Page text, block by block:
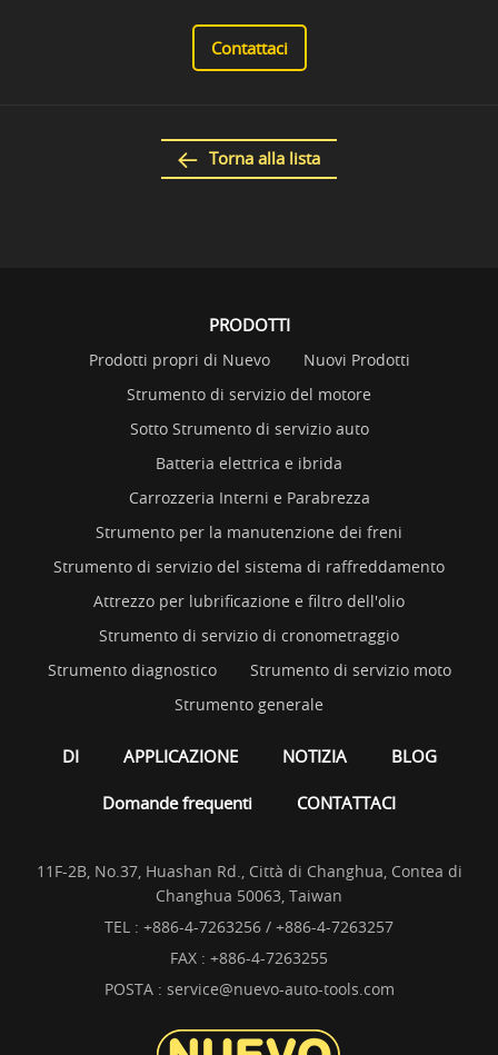
Contattaci
Torna alla lista
PRODOTTI
Prodotti propri di Nuevo
Nuovi Prodotti
Strumento di servizio del motore
Sotto Strumento di servizio auto
Batteria elettrica e ibrida
Carrozzeria Interni e Parabrezza
Strumento per la manutenzione dei freni
Strumento di servizio del sistema di raffreddamento
Attrezzo per lubrificazione e filtro dell'olio
Strumento di servizio di cronometraggio
Strumento diagnostico
Strumento di servizio moto
Strumento generale
DI APPLICAZIONE NOTIZIA BLOG
Domande frequenti CONTATTACI
11F-2B, No.37, Huashan Rd., Città di Changhua, Contea di
Changhua 50063, Taiwan
TEL : +886-4-7263256 / +886-4-7263257
FAX : +886-4-7263255
POSTA : service@nuevo-auto-tools.com